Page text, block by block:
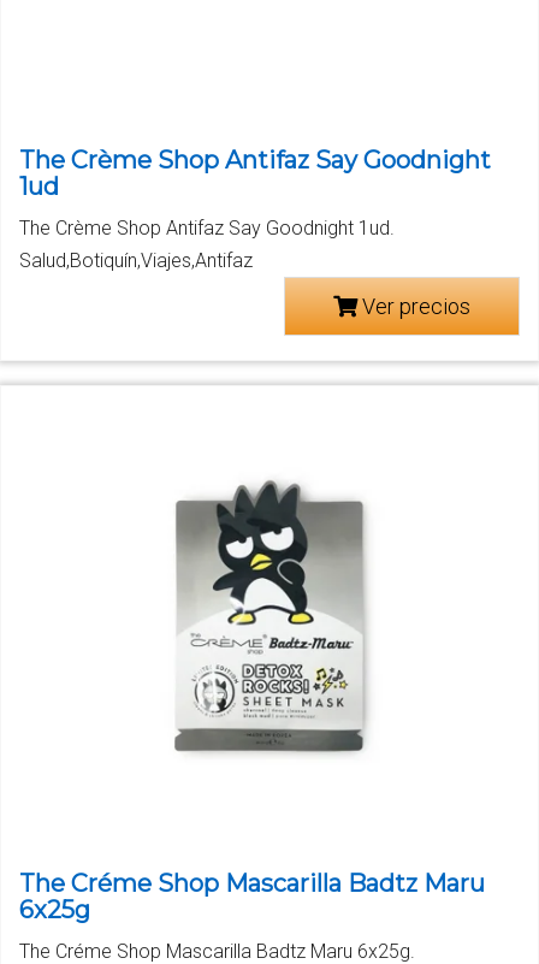
The Crème Shop Antifaz Say Goodnight
1ud
The Crème Shop Antifaz Say Goodnight 1ud.
Salud,Botiquín,Viajes,Antifaz
Ver precios
The Créme Shop Mascarilla Badtz Maru
6x25g
The Créme Shop Mascarilla Badtz Maru 6x25g.